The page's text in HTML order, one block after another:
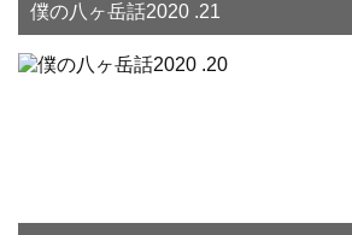
僕の八ヶ岳話2020 .21